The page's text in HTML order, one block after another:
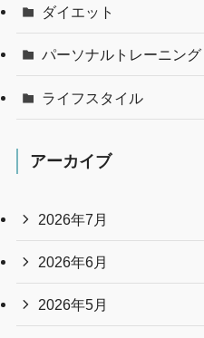
ダイエット
パーソナルトレーニング
ライフスタイル
アーカイブ
2026年7月
2026年6月
2026年5月